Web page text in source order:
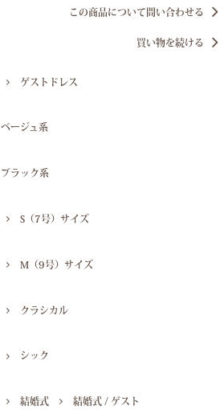
この商品について問い合わせる
買い物を続ける
ゲストドレス
ベージュ系
ブラック系
S（7号）サイズ
M（9号）サイズ
クラシカル
シック
結婚式 結婚式 / ゲスト